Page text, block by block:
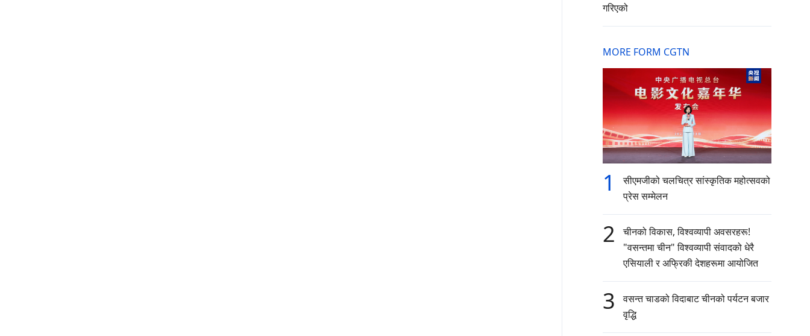
गरिएको
MORE FORM CGTN
1
सीएमजीको चलचित्र सांस्कृतिक महोत्सवको
प्रेस सम्मेलन
2
चीनको विकास, विश्वव्यापी अवसरहरू!
"वसन्तमा चीन" विश्वव्यापी संवादको धेरै
एसियाली र अफ्रिकी देशहरूमा आयोजित
3
वसन्त चाडको विदाबाट चीनको पर्यटन बजार
वृद्धि